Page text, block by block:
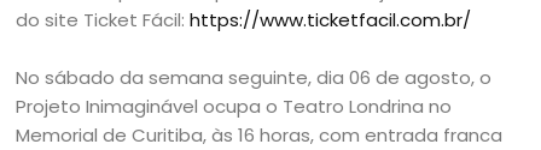
do site Ticket Fácil:https://www.ticketfacil.com.br/
No sábado da semana seguinte, dia 06 de agosto, o
Projeto Inimaginável ocupa o Teatro Londrina no
Memorial de Curitiba, às 16 horas, com entrada franca